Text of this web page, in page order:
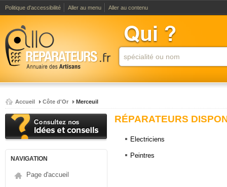
Politique d'accessibilité Aller au menu Aller au contenu
Accueil Côte d'Or Merceuil
NAVIGATION
Page d'accueil
RÉPARATEURS
Electriciens
Peintres